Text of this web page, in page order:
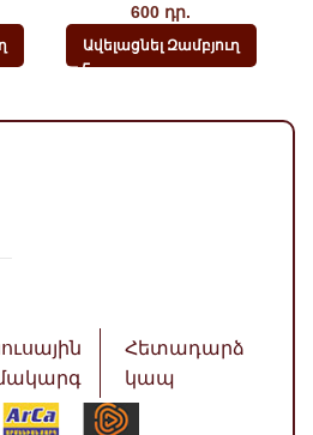
600 դր.
Ավելացնել Զամբյուղ
Հետադարձ
կապ